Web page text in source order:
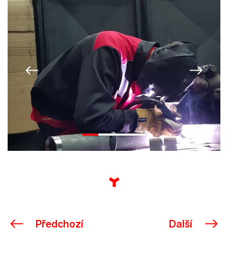
Předchozí Další
• • • •
Předchozí Další